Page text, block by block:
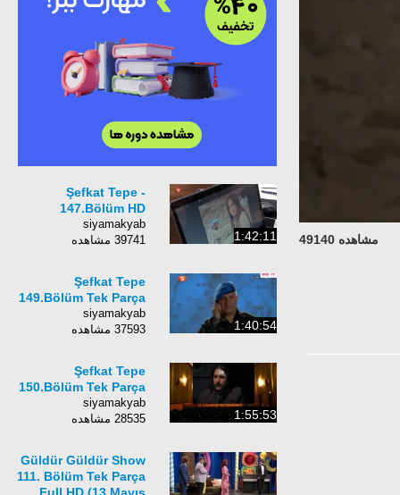
مشاهده 49140 1:42:11
Şefkat Tepe -
147.Bölüm HD
siyamakyab
39741 مشاهده
1:40:54
Şefkat Tepe
149.Bölüm Tek Parça
siyamakyab
37593 مشاهده
1:55:53
Şefkat Tepe
150.Bölüm Tek Parça
siyamakyab
28535 مشاهده
Güldür Güldür Show
111. Bölüm Tek Parça